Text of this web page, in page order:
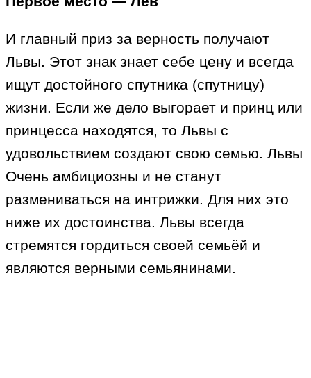
И главный приз за верность получают
Львы. Этот знак знает себе цену и всегда
ищут достойного спутника (спутницу)
жизни. Если же дело выгорает и принц или
принцесса находятся, то Львы с
удовольствием создают свою семью. Львы
Очень амбициозны и не станут
размениваться на интрижки. Для них это
ниже их достоинства. Львы всегда
стремятся гордиться своей семьёй и
являются верными семьянинами.